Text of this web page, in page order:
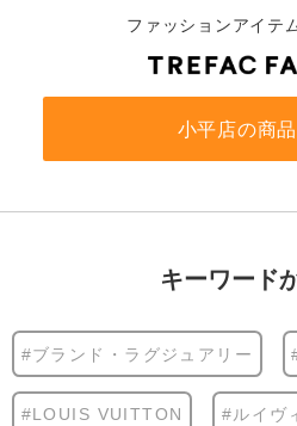
ファッションアイテ
小平店の商
キーワード
#ブランド・ラグジュアリー
#LOUIS VUITTON #ルイヴ